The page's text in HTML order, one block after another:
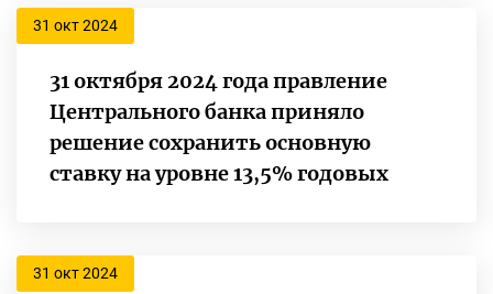
31 окт 2024
31 октября 2024 года правление
Центрального банка приняло
решение сохранить основную
ставку на уровне 13,5% годовых
31 окт 2024